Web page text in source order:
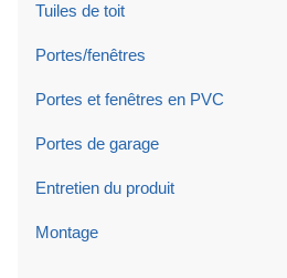
Tuiles de toit
Portes/fenêtres
Portes et fenêtres en PVC
Portes de garage
Entretien du produit
Montage